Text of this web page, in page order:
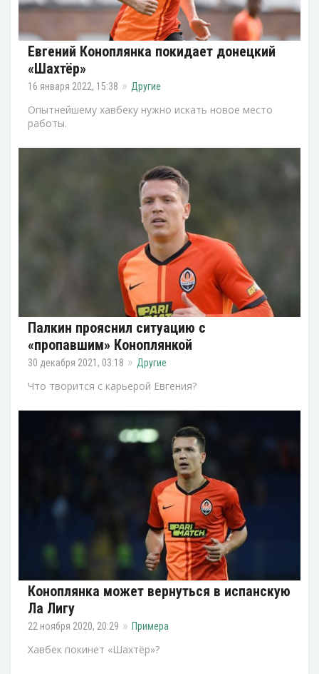
Евгений Коноплянка покидает донецкий
«Шахтёр»
16 января 2022, 15:38 Другие
Опытнейшему хавбеку нужно искать новое место
работы.
Палкин прояснил ситуацию с
«пропавшим» Коноплянкой
30 декабря 2021, 03:18 Другие
Что творится с карьерой Евгения?
Коноплянка может вернуться в испанскую
Ла Лигу
22 ноября 2020, 20:29 Примера
Хавбек покинет «Шахтёр»?